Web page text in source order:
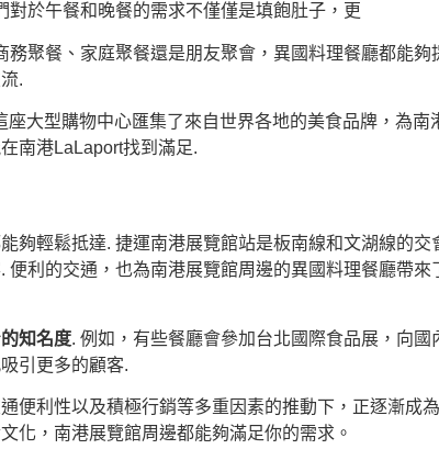
於午餐和晚餐的需求不僅僅是填飽肚子，更
務聚餐、家庭聚餐還是朋友聚會，異國料理餐廳都能
.
大型購物中心匯集了來自世界各地的美食品牌，為
南港LaLaport找到滿足.
夠輕鬆抵達. 捷運南港展覽館站是板南線和文湖線的
利的交通，也為南港展覽館周邊的異國料理餐廳帶
知名度. 例如，有些餐廳會參加台北國際食品展，向
引更多的顧客.
便利性以及積極行銷等多重因素的推動下，正逐漸成
化，南港展覽館周邊都能夠滿足你的需求。